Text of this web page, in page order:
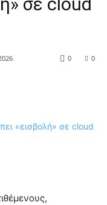
0
0